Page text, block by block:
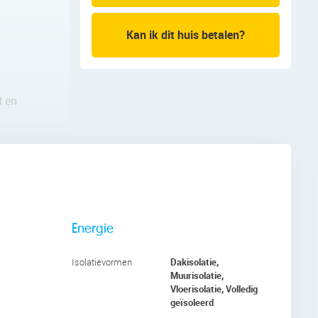
en
is
Kan ik dit huis betalen?
Energie
Isolatievormen
Dakisolatie,
Muurisolatie,
Vloerisolatie, Volledig
geïsoleerd